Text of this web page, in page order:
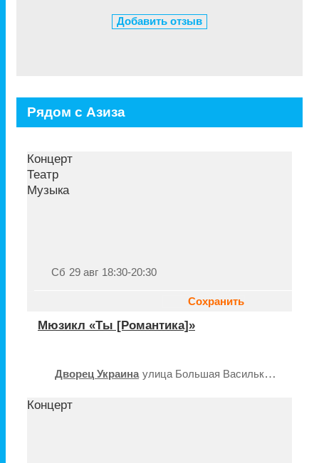
Добавить отзыв
Рядом с Азиза
Концерт
Театр
Музыка
Сохранить
Мюзикл «Ты [Романтика]»
Сб 29 авг 18:30-20:30
Дворец Украина улица Большая Васильковская, 103, Киев
Концерт